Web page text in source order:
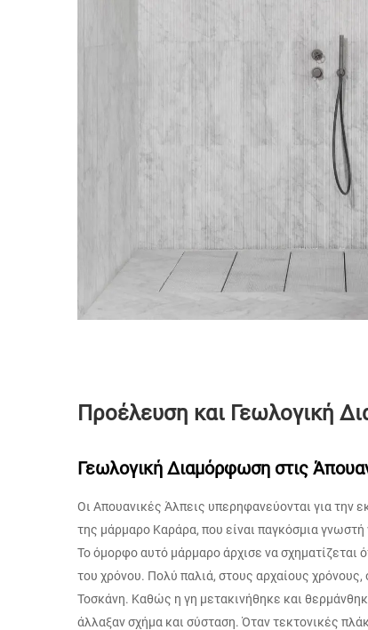
Προέλευση και Γεωλογική
Γεωλογική Διαμόρφωση στις
Οι Απουανικές Άλπεις υπερηφανεύονται για την
της μάρμαρο Καράρα, που είναι παγκόσμια
Το όμορφο αυτό μάρμαρο άρχισε να
του χρόνου. Πολύ παλιά, στους αρχαίους
Τοσκάνη. Καθώς η γη μετακινήθηκε και
άλλαξαν σχήμα και σύσταση. Όταν τεκτονικές